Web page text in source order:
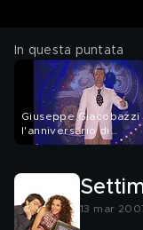
In questa puntata
Giuseppe Giacobazzi
l'anniversario di
matrimonio a Zelig
13 mar